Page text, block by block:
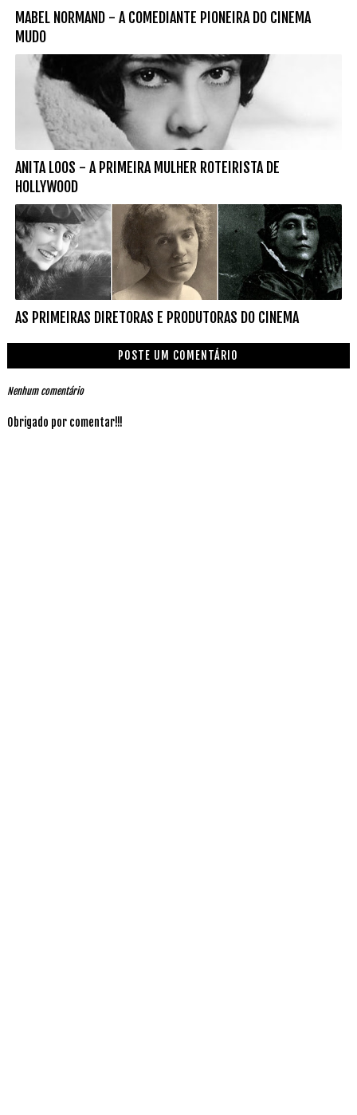
MABEL NORMAND - A COMEDIANTE PIONEIRA DO CINEMA
MUDO
ANITA LOOS - A PRIMEIRA MULHER ROTEIRISTA DE
HOLLYWOOD
AS PRIMEIRAS DIRETORAS E PRODUTORAS DO CINEMA
POSTE UM COMENTÁRIO
Nenhum comentário
Obrigado por comentar!!!